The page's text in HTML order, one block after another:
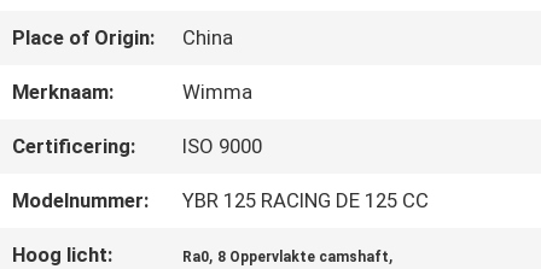
FABRIEKSTOCHT
Place of Origin: China
Merknaam: Wimma
Certificering: ISO 9000
Modelnummer: YBR 125 RACING DE 125 CC
Hoog licht: Ra0, 8 Oppervlakte camshaft,